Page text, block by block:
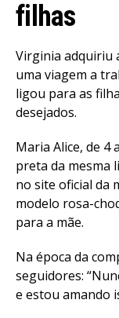
filhas
Virginia adquiriu
uma viagem a
ligou para as
desejados.
Maria Alice, de
preta da mesma
no site oficial da
modelo rosa-
para a mãe.
Na época da
seguidores:
e estou amando